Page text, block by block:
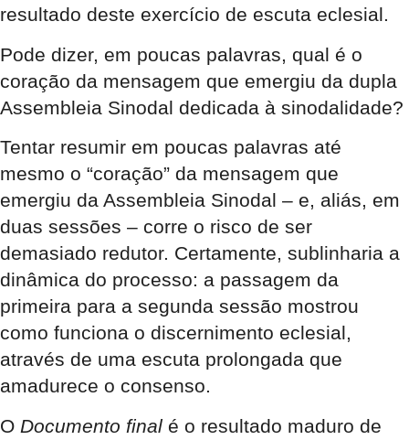
resultado deste exercício de escuta eclesial.
Pode dizer, em poucas palavras, qual é o
coração da mensagem que emergiu da dupla
Assembleia Sinodal dedicada à sinodalidade?
Tentar resumir em poucas palavras até
mesmo o “coração” da mensagem que
emergiu da Assembleia Sinodal – e, aliás, em
duas sessões – corre o risco de ser
demasiado redutor. Certamente, sublinharia a
dinâmica do processo: a passagem da
primeira para a segunda sessão mostrou
como funciona o discernimento eclesial,
através de uma escuta prolongada que
amadurece o consenso.
O Documento final é o resultado maduro de